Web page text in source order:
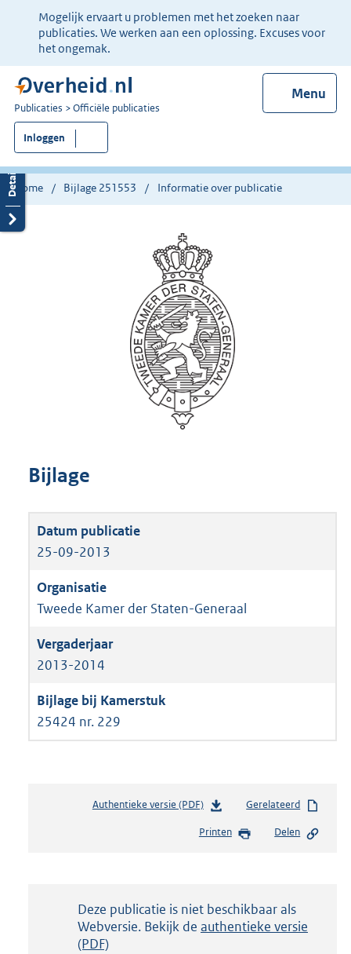
Ter
informatie:
Mogelijk ervaart u problemen met het zoeken naar
publicaties. We werken aan een oplossing. Excuses voor
het ongemak.
Menu
U
bent
nu
hier:
Publicaties Officiële publicaties
Inloggen
Home Bijlage 251553 Informatie over publicatie
Bijlage
25-09-2013
Tweede Kamer der Staten-Generaal
2013-2014
25424 nr. 229
Authentieke versie (PDF)b
s
d
g
Gerelateerd
Printen Delen
Notificatie:
Deze publicatie is niet beschikbaar als
Webversie. Bekijk de authentieke versie
(PDF)